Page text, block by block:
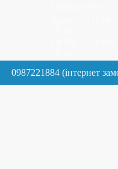
0987221884 (інтернет